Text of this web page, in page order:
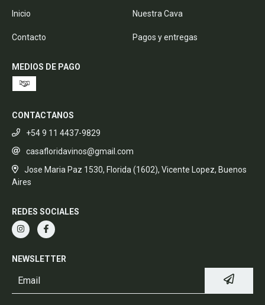
Inicio Nuestra Cava
Contacto Pagos y entregas
MEDIOS DE PAGO
CONTACTANOS
+54 9 11 4437-9829
casafloridavinos@gmail.com
Jose Maria Paz 1530, Florida (1602), Vicente Lopez, Buenos
Aires
REDES SOCIALES
NEWSLETTER